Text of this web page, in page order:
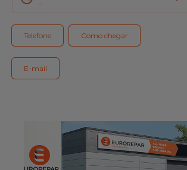
Gama Eurorepar
Serviço cliente
Integrar a rede
Telefone Como chegar
E-mail